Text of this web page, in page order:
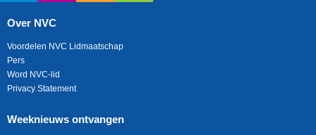
Over NVC
Voordelen NVC Lidmaatschap
Pers
Word NVC-lid
Privacy Statement
Weeknieuws ontvangen